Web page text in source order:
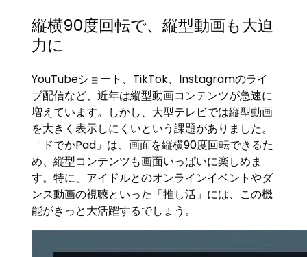
縦横90度回転で、縦型動画も大迫
力に
YouTubeショート、TikTok、Instagramのライ
ブ配信など、近年は縦型動画コンテンツが急速に
増えています。しかし、大型テレビでは縦型動画
を大きく表示しにくいという課題がありました。
「ドでかPad」は、画面を縦横90度回転できるた
め、縦型コンテンツも画面いっぱいに楽しめま
す。特に、アイドルとのオンラインイベントやダ
ンス動画の視聴といった「推し活」には、この機
能がきっと大活躍するでしょう。